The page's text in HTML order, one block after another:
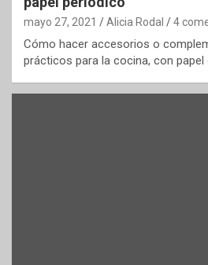
mayo 27, 2021 Alicia Rodal 4
Cómo hacer accesorios o
prácticos para la cocina, con papel